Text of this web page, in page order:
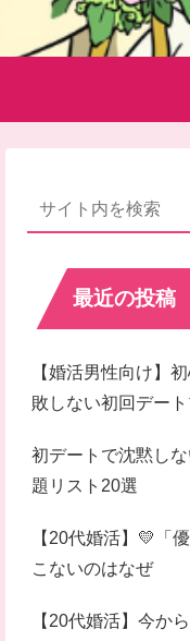
最近の投稿
【婚活男性向け】
敗しない初回デー
初デートで沈黙し
題リスト20選
【20代婚活】💛「
こないのはなぜ
【20代婚活】今か